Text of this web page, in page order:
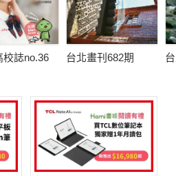
校誌no.36 台北畫刊682期